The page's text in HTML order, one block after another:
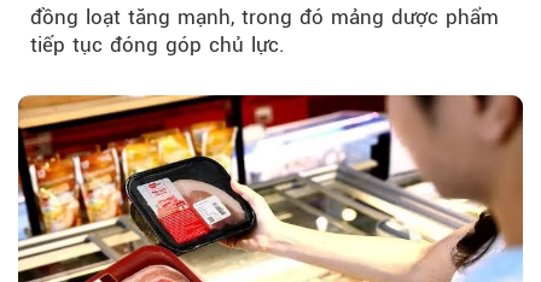
đồng loạt tăng mạnh, trong đó mảng dược phẩm
tiếp tục đóng góp chủ lực.